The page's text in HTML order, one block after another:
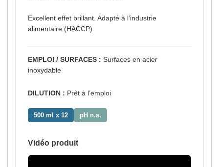
Excellent effet brillant. Adapté à l’industrie
alimentaire (HACCP).
EMPLOI / SURFACES : Surfaces en acier
inoxydable
DILUTION : Prêt à l’emploi
500 ml x 12 pH n.a.
Vidéo produit